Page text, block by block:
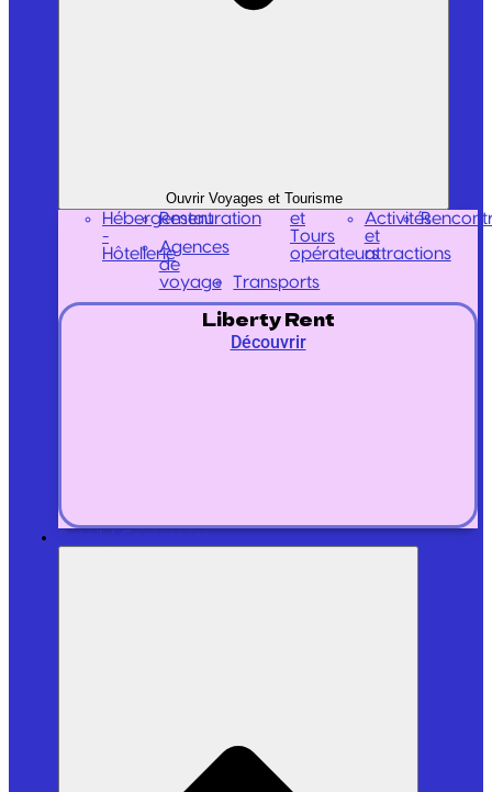
Ouvrir Voyages et Tourisme
Hébergement
-
Hôtellerie
Restauration
Agences
de
voyage
et
Tours
opérateurs
Transports
Activités
et
attractions
Liberty Rent
Découvrir
Retail / Commerce